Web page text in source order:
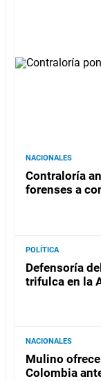
NACIONALES
Contraloría
forenses a
POLÍTICA
Defensoría
trifulca en la
NACIONALES
Mulino
Colombia